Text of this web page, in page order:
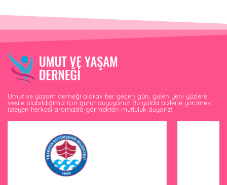
Umut ve yaşam derneği olarak her geçen gün, gülen yeni yüzlere
vesile olabildiğimiz için gurur duyuyoruz! Bu yolda bizlerle yürümek
isteyen herkesi aramızda görmekten mutluluk duyarız!